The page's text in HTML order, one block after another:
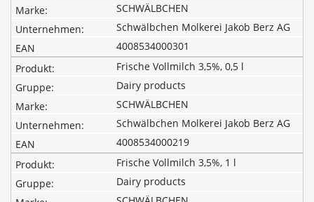
SCHWÄLBCHEN
Schwälbchen Molkerei Jakob Berz AG
4008534000301
Frische Vollmilch 3,5%, 0,5 l
Dairy products
SCHWÄLBCHEN
Schwälbchen Molkerei Jakob Berz AG
4008534000219
Frische Vollmilch 3,5%, 1 l
Dairy products